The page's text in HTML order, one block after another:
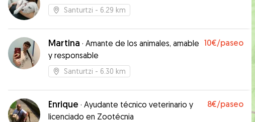
Santurtzi - 6.29 km
Martina · Amante de los animales, amable
y responsable
10€/paseo
Santurtzi - 6.30 km
Enrique · Ayudante técnico veterinario y
licenciado en Zootécnia
8€/paseo